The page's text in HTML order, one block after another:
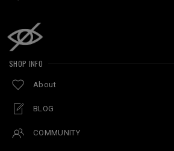
SHOP INFO
About
BLOG
COMMUNITY